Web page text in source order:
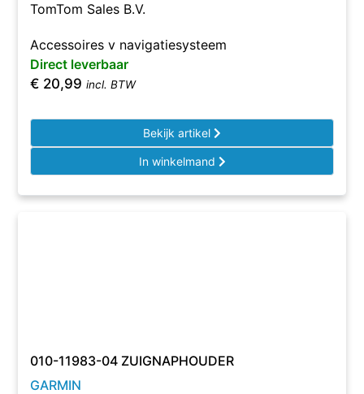
TomTom Sales B.V.
Accessoires v navigatiesysteem
Direct leverbaar
€ 20,99 incl. BTW
Bekijk artikel
In winkelmand
010-11983-04 ZUIGNAPHOUDER
GARMIN